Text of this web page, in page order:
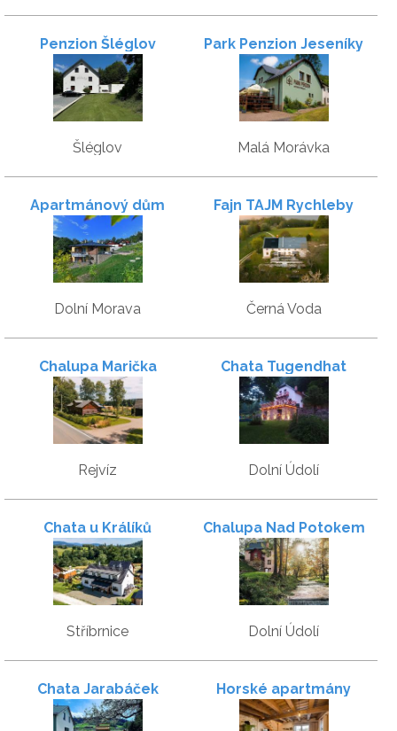
Penzion Šléglov
Šléglov
Park Penzion Jeseníky
Malá Morávka
Apartmánový dům
Slunečník
Dolní Morava
Fajn TAJM Rychleby
Černá Voda
Chalupa Marička
Rejvíz
Chata Tugendhat
Dolní Údolí
Chata u Králíků
Stříbrnice
Chalupa Nad Potokem
Dolní Údolí
Chata Jarabáček
Horské apartmány
Borůvka a Brusinka